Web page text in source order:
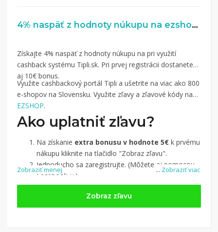
4% naspäť z hodnoty núkupu na ezshop.sk
... Zobraziť viac
Získajte 4% naspäť z hodnoty núkupu na pri využití
cashback systému Tipli.sk. Pri prvej registrácii dostanete
aj 10€ bonus.
Využite cashbackový portál Tipli a ušetrite na viac ako 800
e-shopov na Slovensku. Využite zľavy a zľavové kódy na
EZSHOP.
Ako uplatniť zľavu?
Na získanie extra bonusu v hodnote 5€ k prvému
nákupu kliknite na tlačidlo "Zobraz zľavu".
Jednoducho sa zaregistrujte. (Môžete aj pomocou
Facebook-u.)
Jednoducho sinájdite obchod, pomocou služby
(v ponuke je cca 1 500 obchodov).
Kliknite na tlačidlo „Nakupovať“.(Následne
Zobraziť menej
Zobraz zľavu